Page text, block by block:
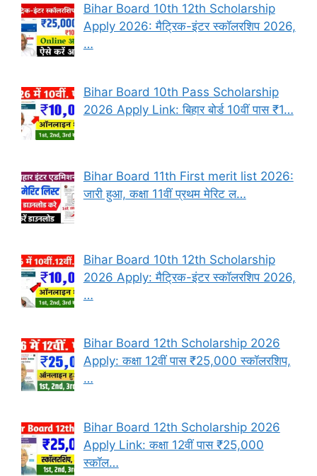
Bihar Board 10th 12th Scholarship
Apply 2026: मैट्रिक-इंटर स्कॉलरशिप 2026,
…
Bihar Board 10th Pass Scholarship
2026 Apply Link: बिहार बोर्ड 10वीं पास ₹1…
Bihar Board 11th First merit list 2026:
जारी हुआ, कक्षा 11वीं प्रथम मेरिट ल…
Bihar Board 10th 12th Scholarship
2026 Apply: मैट्रिक-इंटर स्कॉलरशिप 2026,
…
Bihar Board 12th Scholarship 2026
Apply: कक्षा 12वीं पास ₹25,000 स्कॉलरशिप,
…
Bihar Board 12th Scholarship 2026
Apply Link: कक्षा 12वीं पास ₹25,000
स्कॉल…